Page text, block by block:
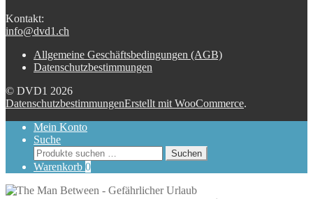
Kontakt:
info@dvd1.ch
Allgemeine Geschäftsbedingungen (AGB)
Datenschutzbestimmungen
© DVD1 2026
DatenschutzbestimmungenErstellt mit WooCommerce.
Mein Konto
Suche
Suchen
nach:
Suchen
Warenkorb 0